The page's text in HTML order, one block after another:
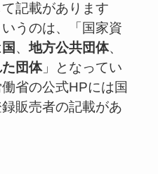
記載があります
うのは、「国家資
国 、地方公共団体、
団体」となってい
省の公式HPには国
販売者の記載があ